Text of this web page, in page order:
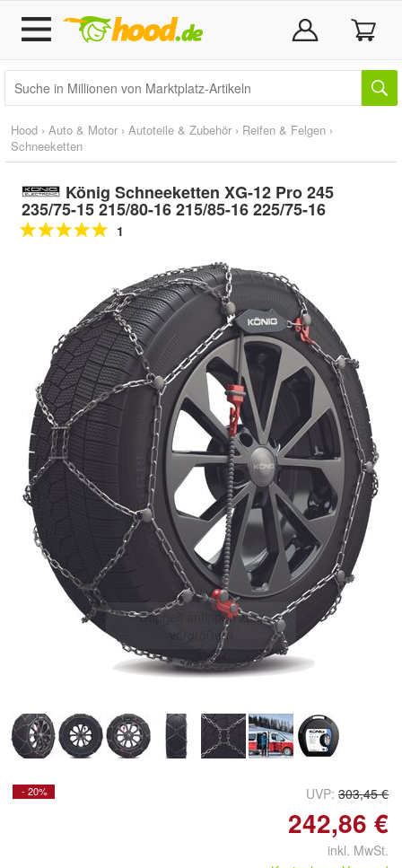
Hood › Auto & Motor › Autoteile & Zubehör › Reifen & Felgen ›
Schneeketten
König Schneeketten XG-12 Pro 245
235/75-15 215/80-16 215/85-16 225/75-16
1
Doppelt antippen zum
vergrößern
- 20% UVP: 303,45 €
242,86 €
inkl. MwSt.